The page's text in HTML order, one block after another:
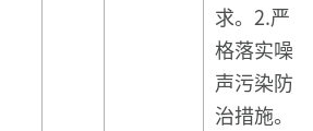
求。2.严
格落实噪
声污染防
治措施。